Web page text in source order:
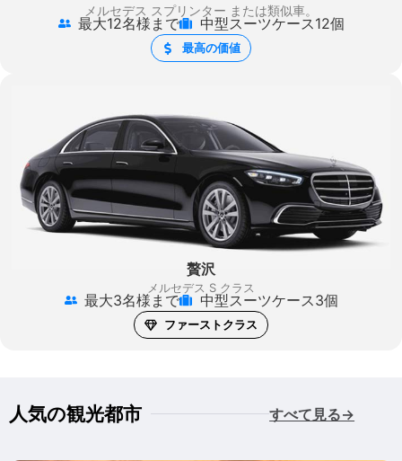
メルセデス スプリンター または類似車。
最大12名様まで 中型スーツケース12個
最高の価値
贅沢
メルセデス S クラス
最大3名様まで 中型スーツケース3個
ファーストクラス
人気の観光都市 すべて見る→